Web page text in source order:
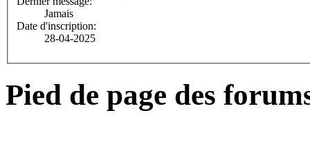
Jamais
Date d'inscription:
28-04-2025
Pied de page des